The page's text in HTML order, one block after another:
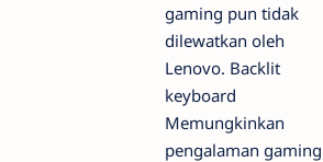
gaming pun tidak
dilewatkan oleh
Lenovo. Backlit
keyboard
Memungkinkan
pengalaman gaming